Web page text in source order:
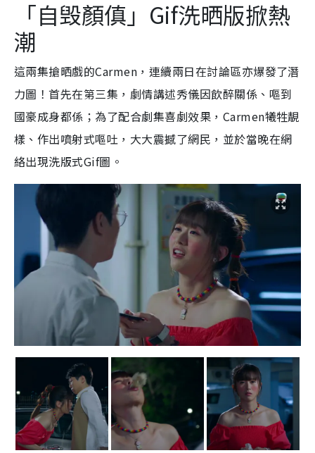
「自毁顏傎」Gif洗晒版掀熱
潮
這兩集搶晒戲的Carmen，連續兩日在討論區亦爆發了潛
力圖！首先在第三集，劇情講述秀儀因飲醉關係、嘔到
國豪成身都係；為了配合劇集喜劇效果，Carmen犧牲靚
樣、作出噴射式嘔吐，大大震撼了網民，並於當晚在網
絡出現洗版式Gif圖。